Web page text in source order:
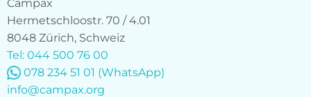
Campax
Hermetschloostr. 70 / 4.01
8048 Zürich, Schweiz
Tel: 044 500 76 00
078 234 51 01 (WhatsApp)
info@campax.org